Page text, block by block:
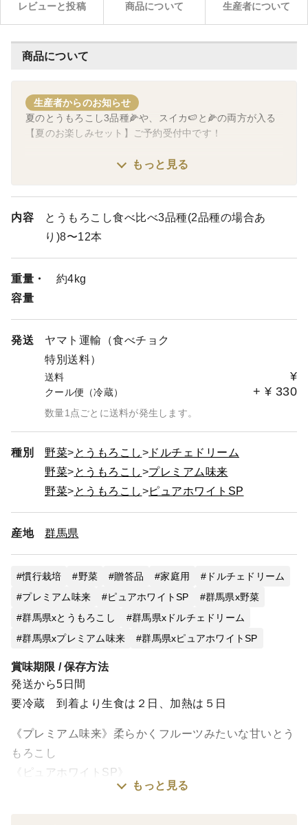
レビューと投稿 商品について 生産者について
商品について
生産者からのお知らせ
夏のとうもろこし3品種🌽や、スイカ🍉と🌽の両方が入る
【夏のお楽しみセット】ご予約受付中です！
※熊本へのお届けは、遅延が発生いている為、発送を見合
しれませんが、8/6より発送を始めました。
お受け取り頂けない日がございましたら、ご注文の際、特
ご予約順に発送いたしておりますが、ご予約をたくさん頂
収穫や発送の状況はブログ投稿でお知らせします。
【とうもろこし食べ比べ】は特にご予約を多くいただいて
おります。商品の説明にもございますが、生育や収穫の状
況によっては、3品種のところ2品種のお届けになる場合が
ございます。どうぞ、ご了承下さい。
生育状況など、当園のブログに投稿しています。ぜひ、
フォローよろしくお願い致します。
もっと見る
内容
とうもろこし食べ比べ3品種(2品種の場合あ
り)8〜12本
重量・
容量
約4kg
発送
ヤマト運輸（食べチョク
特別送料）
送料 ¥
クール便（冷蔵） + ¥ 330
数量1点ごとに送料が発生します。
種別 野菜 とうもろこし
ドルチェドリーム
野菜
とうもろこし
プレミアム味来
野菜
とうもろこし ピュアホワイトSP
産地 群馬県
慣行栽培 野菜 贈答品 家庭用
ドルチェドリーム
プレミアム味来
ピュアホワイトSP
群馬県x野菜
群馬県xとうもろこし
群馬県xドルチェドリーム
群馬県xプレミアム味来
群馬県xピュアホワイトSP
賞味期限 / 保存方法
発送から5日間
要冷蔵 到着より生食は２日、加熱は５日
《プレミアム味来》柔らかくフルーツみたいな甘いとう
もろこし
《ピュアホワイトSP》
生でサクッと加熱でもっちりどちらでも美味しい白いと
もっと見る